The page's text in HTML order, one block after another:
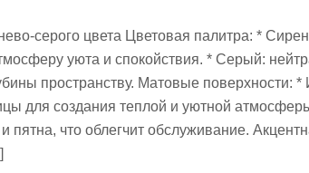
серого цвета Цветовая палитра: *
уюта и спокойствия. * Серый:
пространству. Матовые поверхности:
для создания теплой и уютной
пятна, что облегчит обслуживание.